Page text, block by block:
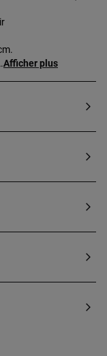
Afficher plus